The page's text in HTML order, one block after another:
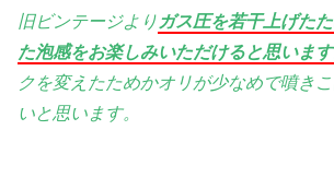
旧ビンテージより ガス圧を若干上げた
た泡感をお楽しみいただけると思います
クを変えたためかオリが少なめで噴き
いと思います。